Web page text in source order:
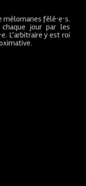
fêlé⋅e⋅s.
jour par les
L’arbitraire y est roi